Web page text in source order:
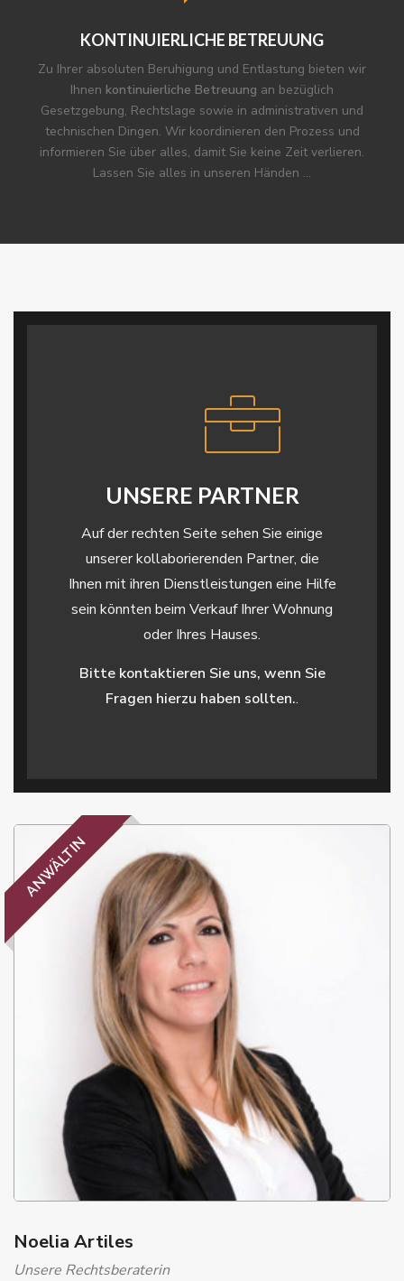
KONTINUIERLICHE BETREUUNG
Zu Ihrer absoluten Beruhigung und Entlastung bieten wir
Ihnen kontinuierliche Betreuung an bezüglich
Gesetzgebung, Rechtslage sowie in administrativen und
technischen Dingen. Wir koordinieren den Prozess und
informieren Sie über alles, damit Sie keine Zeit verlieren.
Lassen Sie alles in unseren Händen …
UNSERE PARTNER
Auf der rechten Seite sehen Sie einige
unserer kollaborierenden Partner, die
Ihnen mit ihren Dienstleistungen eine Hilfe
sein könnten beim Verkauf Ihrer Wohnung
oder Ihres Hauses.
Bitte kontaktieren Sie uns, wenn Sie
Fragen hierzu haben sollten..
ANWÄLTIN
Noelia Artiles
Unsere Rechtsberaterin